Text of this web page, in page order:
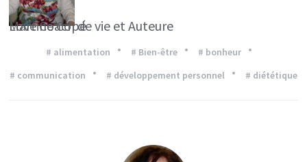
Martine Copé
Love Coach de vie et Auteure
# alimentation # Bien-être
# bonheur
# communication
# développement personnel # diététique